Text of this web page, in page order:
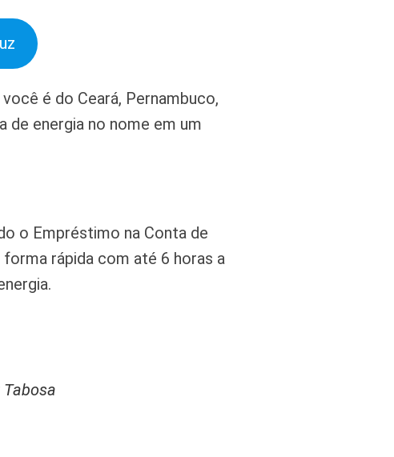
é do Ceará, Pernambuco,
de energia no nome em um
o Empréstimo na Conta de
rápida com até 6 horas a